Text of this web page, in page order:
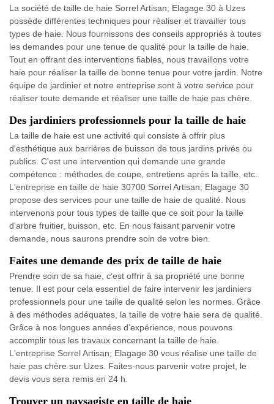
La société de taille de haie Sorrel Artisan; Elagage 30 à Uzes
possède différentes techniques pour réaliser et travailler tous
types de haie. Nous fournissons des conseils appropriés à toutes
les demandes pour une tenue de qualité pour la taille de haie.
Tout en offrant des interventions fiables, nous travaillons votre
haie pour réaliser la taille de bonne tenue pour votre jardin. Notre
équipe de jardinier et notre entreprise sont à votre service pour
réaliser toute demande et réaliser une taille de haie pas chère.
Des jardiniers professionnels pour la taille de haie
La taille de haie est une activité qui consiste à offrir plus
d'esthétique aux barrières de buisson de tous jardins privés ou
publics. C'est une intervention qui demande une grande
compétence : méthodes de coupe, entretiens après la taille, etc.
L'entreprise en taille de haie 30700 Sorrel Artisan; Elagage 30
propose des services pour une taille de haie de qualité. Nous
intervenons pour tous types de taille que ce soit pour la taille
d'arbre fruitier, buisson, etc. En nous faisant parvenir votre
demande, nous saurons prendre soin de votre bien.
Faites une demande des prix de taille de haie
Prendre soin de sa haie, c’est offrir à sa propriété une bonne
tenue. Il est pour cela essentiel de faire intervenir les jardiniers
professionnels pour une taille de qualité selon les normes. Grâce
à des méthodes adéquates, la taille de votre haie sera de qualité.
Grâce à nos longues années d’expérience, nous pouvons
accomplir tous les travaux concernant la taille de haie.
L'entreprise Sorrel Artisan; Elagage 30 vous réalise une taille de
haie pas chère sur Uzes. Faites-nous parvenir votre projet, le
devis vous sera remis en 24 h.
Trouver un paysagiste en taille de haie